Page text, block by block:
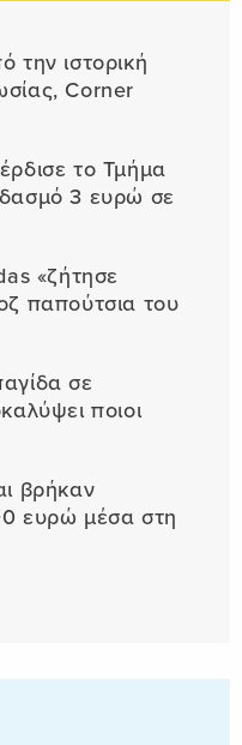
την ιστορική
Corner
το Τμήμα
3 ευρώ σε
«ζήτησε
παπούτσια του
σε
ποιοι
βρήκαν
ευρώ μέσα στη